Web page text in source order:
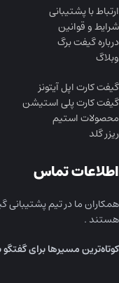
ارتباط با پشتیبانی
شرایط و قوانین
درباره گیفت برگ
وبلاگ
گیفت کارت اپل آیتونز
گیفت کارت پلی استیشن
محصولات استیم
ریزر گلد
اطلاعات تماس
همکاران ما در تیم پشتیبانی
هستند .
کوتاه‌ترین مسیرها برای گفتگو